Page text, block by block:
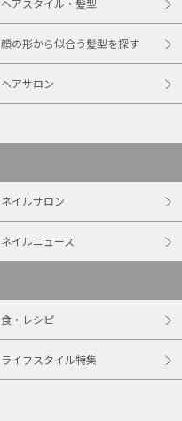
ヘアスタイル・髪型
顔の形から似合う髪型を探す
ヘアサロン
ネイルサロン
ネイルニュース
食・レシピ
ライフスタイル特集